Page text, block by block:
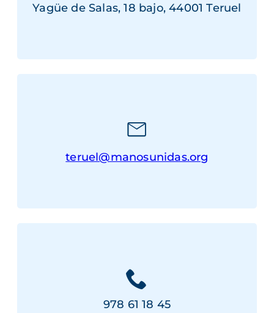
Yagüe de Salas, 18 bajo, 44001 Teruel
teruel@manosunidas.org
978 61 18 45